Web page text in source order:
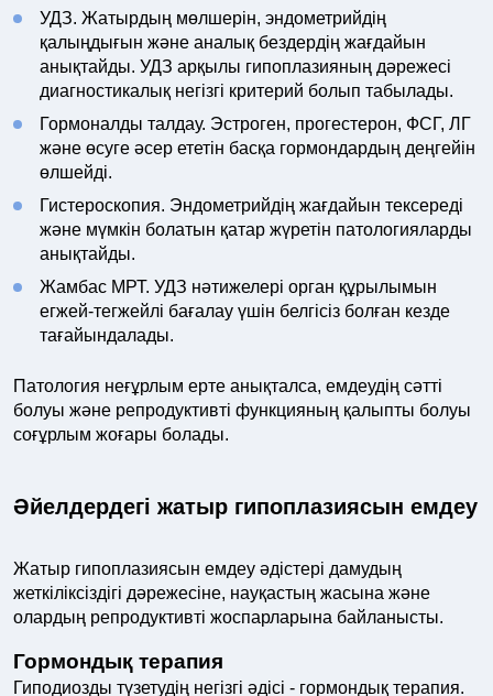
УДЗ. Жатырдың мөлшерін, эндометрийдің
қалыңдығын және аналық бездердің жағдайын
анықтайды. УДЗ арқылы гипоплазияның дәрежесі
диагностикалық негізгі критерий болып табылады.
Гормоналды талдау. Эстроген, прогестерон, ФСГ, ЛГ
және өсуге әсер ететін басқа гормондардың деңгейін
өлшейді.
Гистероскопия. Эндометрийдің жағдайын тексереді
және мүмкін болатын қатар жүретін патологияларды
анықтайды.
Жамбас МРТ. УДЗ нәтижелері орган құрылымын
егжей-тегжейлі бағалау үшін белгісіз болған кезде
тағайындалады.
Патология неғұрлым ерте анықталса, емдеудің сәтті
болуы және репродуктивті функцияның қалыпты болуы
соғұрлым жоғары болады.
Әйелдердегі жатыр гипоплазиясын емдеу
Жатыр гипоплазиясын емдеу әдістері дамудың
жеткіліксіздігі дәрежесіне, науқастың жасына және
олардың репродуктивті жоспарларына байланысты.
Гормондық терапия
Гиподиозды түзетудің негізгі әдісі - гормондық терапия.